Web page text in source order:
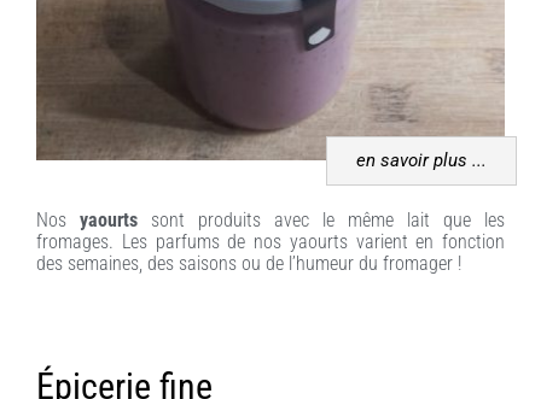
en savoir plus ...
Nos yaourts sont produits avec le même lait que les
fromages. Les parfums de nos yaourts varient en fonction
des semaines, des saisons ou de l’humeur du fromager !
Épicerie fine